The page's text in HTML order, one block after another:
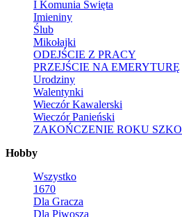
I Komunia Święta
Imieniny
Ślub
Mikołajki
ODEJŚCIE Z PRACY
PRZEJŚCIE NA EMERYTURĘ
Urodziny
Walentynki
Wieczór Kawalerski
Wieczór Panieński
ZAKOŃCZENIE ROKU
Hobby
Wszystko
1670
Dla Gracza
Dla Piwosza